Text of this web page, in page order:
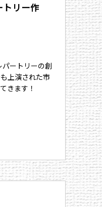
トリー作
ートリーの創
上演された市
きます！